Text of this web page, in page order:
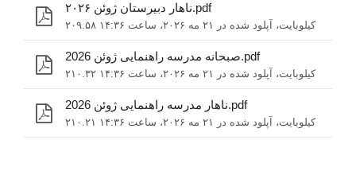
ناهار دبیرستان ژوئن ۲۰۲۶.pdf
۲۰۹.۵۸ کیلوبایت، آپلود شده در ۲۱ مه ۲۰۲۶، ساعت ۱۴:۳۶
صبحانه مدرسه راهنمایی ژوئن 2026.pdf
۲۱۰.۳۲ کیلوبایت، آپلود شده در ۲۱ مه ۲۰۲۶، ساعت ۱۴:۳۶
ناهار مدرسه راهنمایی ژوئن 2026.pdf
۲۱۰.۲۱ کیلوبایت، آپلود شده در ۲۱ مه ۲۰۲۶، ساعت ۱۴:۳۶